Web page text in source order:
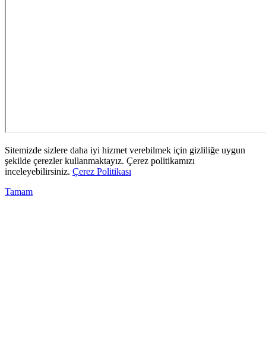
Sitemizde sizlere daha iyi hizmet verebilmek için gizliliğe uygun
şekilde çerezler kullanmaktayız. Çerez politikamızı
inceleyebilirsiniz. Çerez Politikası
Tamam